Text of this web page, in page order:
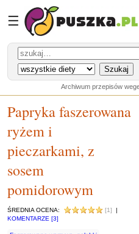
☰
Archiwum przepisów
Papryka faszerowana
ryżem i
pieczarkami, z
sosem
pomidorowym
ŚREDNIA OCENA: [1]
|
KOMENTARZE [3]